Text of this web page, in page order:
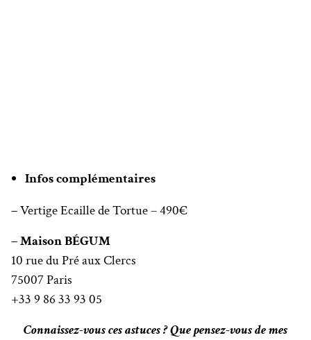
Infos complémentaires
–Vertige Ecaille de Tortue – 490€
– Maison BÉGUM
10 rue du Pré aux Clercs
75007 Paris
+33 9 86 33 93 05
Connaissez-vous ces astuces ? Que pensez-vous de mes